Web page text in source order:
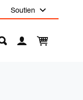
Soutien